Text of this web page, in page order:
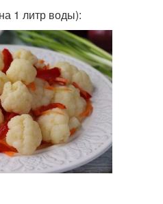
1 литр воды):